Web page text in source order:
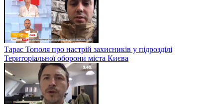
Тарас Тополя про настрій захисників у підрозділі
Територіальної оборони міста Києва